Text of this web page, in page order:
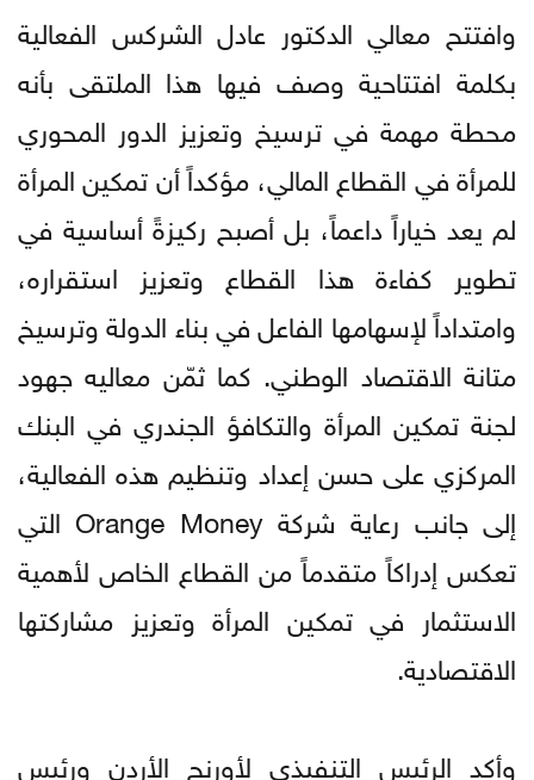
وافتتح معالي الدكتور عادل الشركس الفعالية
بكلمة افتتاحية وصف فيها هذا الملتقى بأنه
محطة مهمة في ترسيخ وتعزيز الدور المحوري
للمرأة في القطاع المالي، مؤكداً أن تمكين المرأة
لم يعد خياراً داعماً، بل أصبح ركيزةً أساسية في
تطوير كفاءة هذا القطاع وتعزيز استقراره،
وامتداداً لإسهامها الفاعل في بناء الدولة وترسيخ
متانة الاقتصاد الوطني. كما ثمّن معاليه جهود
لجنة تمكين المرأة والتكافؤ الجندري في البنك
المركزي على حسن إعداد وتنظيم هذه الفعالية،
إلى جانب رعاية شركة Orange Money التي
تعكس إدراكاً متقدماً من القطاع الخاص لأهمية
الاستثمار في تمكين المرأة وتعزيز مشاركتها
الاقتصادية.
وأكد الرئيس التنفيذي لأورنج الأردن ورئيس